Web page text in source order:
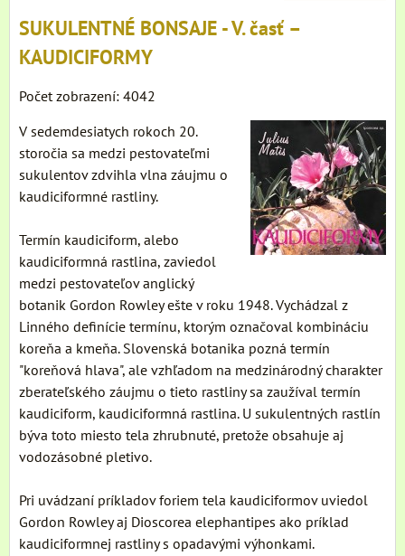
SUKULENTNÉ BONSAJE - V. časť –
KAUDICIFORMY
Počet zobrazení: 4042
V sedemdesiatych rokoch 20.
storočia sa medzi pestovateľmi
sukulentov zdvihla vlna záujmu o
kaudiciformné rastliny.
Termín kaudiciform, alebo
kaudiciformná rastlina, zaviedol
medzi pestovateľov anglický
botanik Gordon Rowley ešte v roku 1948. Vychádzal z
Linného definície termínu, ktorým označoval kombináciu
koreňa a kmeňa. Slovenská botanika pozná termín
"koreňová hlava", ale vzhľadom na medzinárodný charakter
zberateľského záujmu o tieto rastliny sa zaužíval termín
kaudiciform, kaudiciformná rastlina. U sukulentných rastlín
býva toto miesto tela zhrubnuté, pretože obsahuje aj
vodozásobné pletivo.
Pri uvádzaní príkladov foriem tela kaudiciformov uviedol
Gordon Rowley aj Dioscorea elephantipes ako príklad
kaudiciformnej rastliny s opadavými výhonkami.